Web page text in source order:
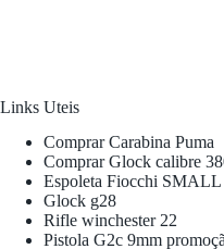
Links Uteis
Comprar Carabina Puma
Comprar Glock calibre
Espoleta Fiocchi
Glock g28
Rifle winchester 22
Pistola G2c 9mm